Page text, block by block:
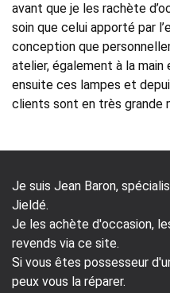
avant que je les rachète
soin que celui apporté par
conception que
atelier, également à la main
ensuite ces lampes et
clients sont en très grande
Je suis Jean Baron,
Jieldé.
Je les achète d'occasion,
revends via ce site.
Si vous êtes possesseur
peux vous la réparer.